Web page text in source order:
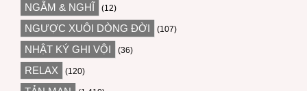
NGẪM & NGHĨ (12)
NGƯỢC XUÔI DÒNG ĐỜI (107)
NHẬT KÝ GHI VỘI (36)
RELAX (120)